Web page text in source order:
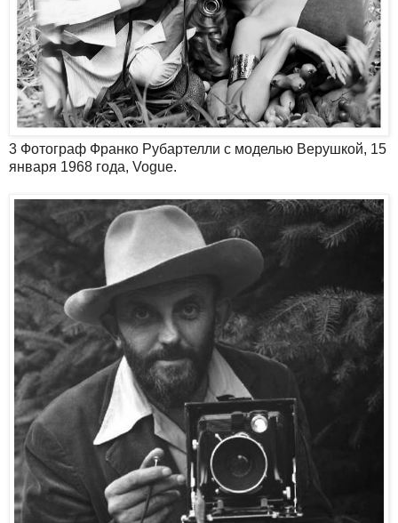
3 Фотограф Франко Рубартелли с моделью Верушкой, 15
января 1968 года, Vogue.